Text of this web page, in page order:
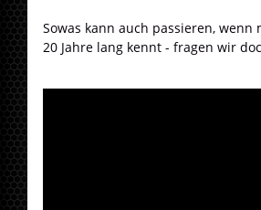
Sowas kann auch passieren, wenn
20 Jahre lang kennt - fragen wir